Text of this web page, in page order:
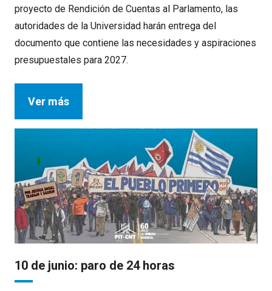
proyecto de Rendición de Cuentas al Parlamento, las
autoridades de la Universidad harán entrega del
documento que contiene las necesidades y aspiraciones
presupuestales para 2027.
Ver más
10 de junio: paro de 24 horas